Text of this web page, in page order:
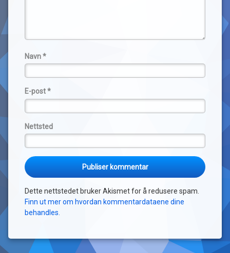
Navn*
E-post*
Nettsted
Dette nettstedet bruker Akismet for å redusere spam.
Finn ut mer om hvordan kommentardataene dine
behandles.